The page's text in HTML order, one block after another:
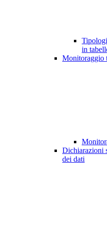
in
Monitoraggio
Dichiarazioni
dei dati